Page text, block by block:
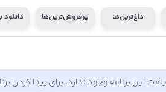
داغ‌ترین‌ها پرفروش‌ترین‌ها دانلود
این برنامه وجود ندارد. برای پیدا